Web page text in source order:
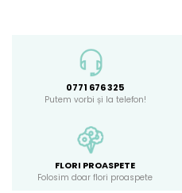
0771 676 325
Putem vorbi și la telefon!
FLORI PROASPETE
Folosim doar flori proaspete